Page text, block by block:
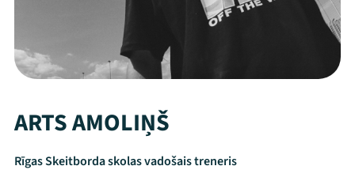
ARTS AMOLIŅŠ
Rīgas Skeitborda skolas vadošais treneris